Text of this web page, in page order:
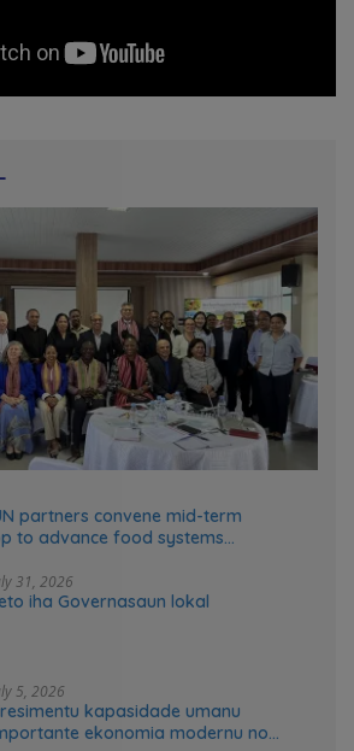
partners convene mid-term
to advance food systems
31, 2026
iha Governasaun lokal
5, 2026
kapasidade umanu
ekonomia modernu no